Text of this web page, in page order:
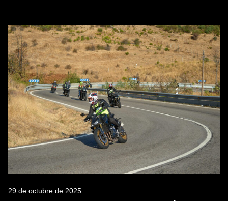
29 de octubre de 2025